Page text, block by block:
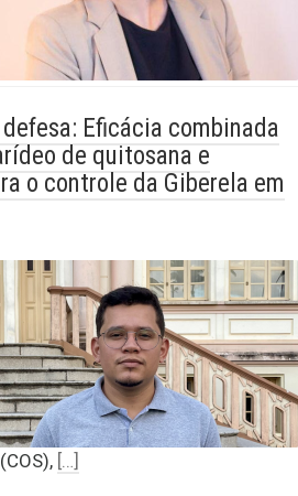
Eficácia combinada
de quitosana e
o controle da Giberela em
[…]